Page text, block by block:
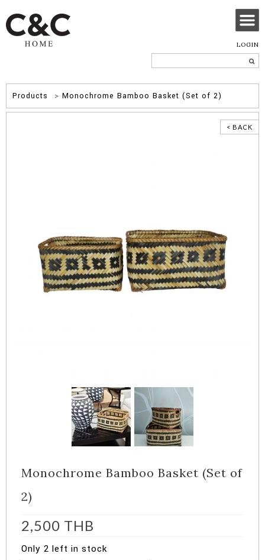
LOGIN
Products > Monochrome Bamboo Basket (Set of 2)
< BACK
Monochrome Bamboo Basket (Set of
2)
2,500 THB
Only 2 left in stock